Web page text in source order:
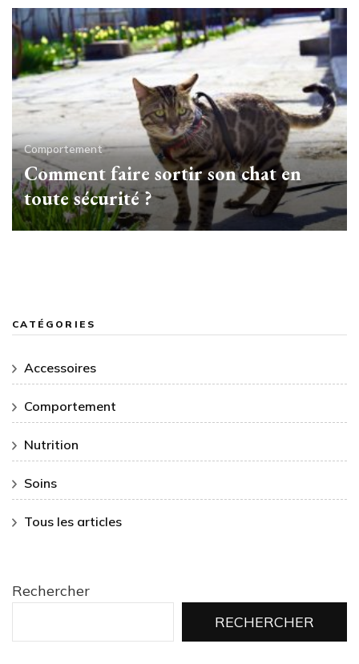
Comportement
Comment faire sortir son chat en
toute sécurité ?
CATÉGORIES
Accessoires
Comportement
Nutrition
Soins
Tous les articles
Rechercher
RECHERCHER